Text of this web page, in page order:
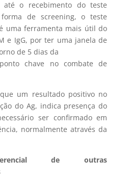
até o recebimento do teste
forma de screening, o teste
uma ferramenta mais útil do
e IgG, por ter uma janela de
de 5 dias da
chave no combate de
um resultado positivo no
do Ag, indica presença do
ser confirmado em
normalmente através da
de outras